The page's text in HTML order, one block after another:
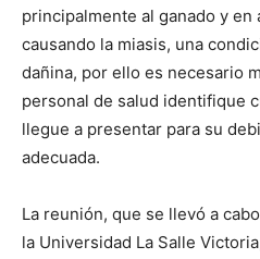
principalmente al ganado y en
causando la miasis, una
dañina, por ello es necesario
personal de salud identifique
llegue a presentar para su
adecuada.
La reunión, que se llevó a
la Universidad La Salle